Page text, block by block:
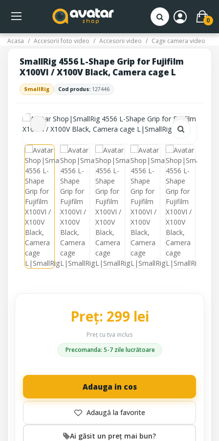
0
Acasa Accesorii foto video Accesorii video Cage camera video
SmallRig 4556 L-Shape Grip for Fujifilm
X100VI / X100V Black, Camera cage L
SmallRig Cod produs: 127446
Preț: 299 lei
Preț cu tva inclus
Precomanda: 5-7 zile lucrătoare
Adauga in cos
Ai găsit un preț mai bun?